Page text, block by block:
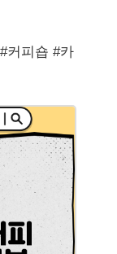
커피숍 #카